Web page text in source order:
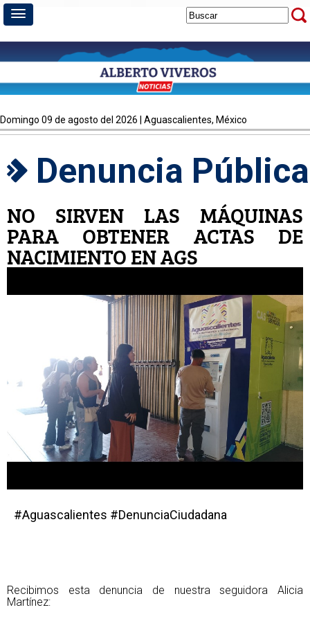
domingo 09 de agosto del 2026 | Aguascalientes, México
Denuncia Pública
NO SIRVEN LAS MÁQUINAS
PARA OBTENER ACTAS DE
NACIMIENTO EN AGS
#Aguascalientes #DenunciaCiudadana
Recibimos esta denuncia de nuestra seguidora Alicia
Martínez: